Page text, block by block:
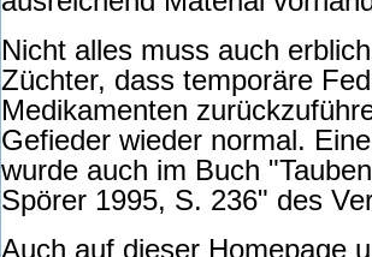
Nicht alles muss auch
Züchter, dass temporäre
Medikamenten
Gefieder wieder normal.
wurde auch im Buch
Spörer 1995, S. 236" des
Auch auf dieser Homepage